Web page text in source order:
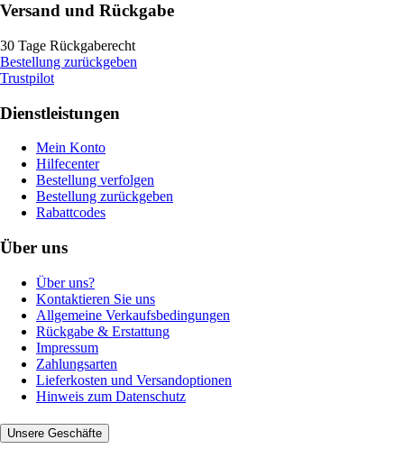
Versand und Rückgabe
30 Tage Rückgaberecht
Bestellung zurückgeben
Trustpilot
Dienstleistungen
Mein Konto
Hilfecenter
Bestellung verfolgen
Bestellung zurückgeben
Rabattcodes
Über uns
Über uns?
Kontaktieren Sie uns
Allgemeine Verkaufsbedingungen
Rückgabe & Erstattung
Impressum
Zahlungsarten
Lieferkosten und Versandoptionen
Hinweis zum Datenschutz
Unsere Geschäfte